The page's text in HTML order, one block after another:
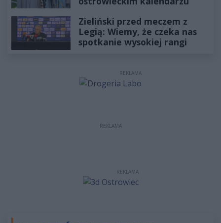
Zieliński przed meczem z
Legią: Wiemy, że czeka nas
spotkanie wysokiej rangi
REKLAMA
REKLAMA
REKLAMA